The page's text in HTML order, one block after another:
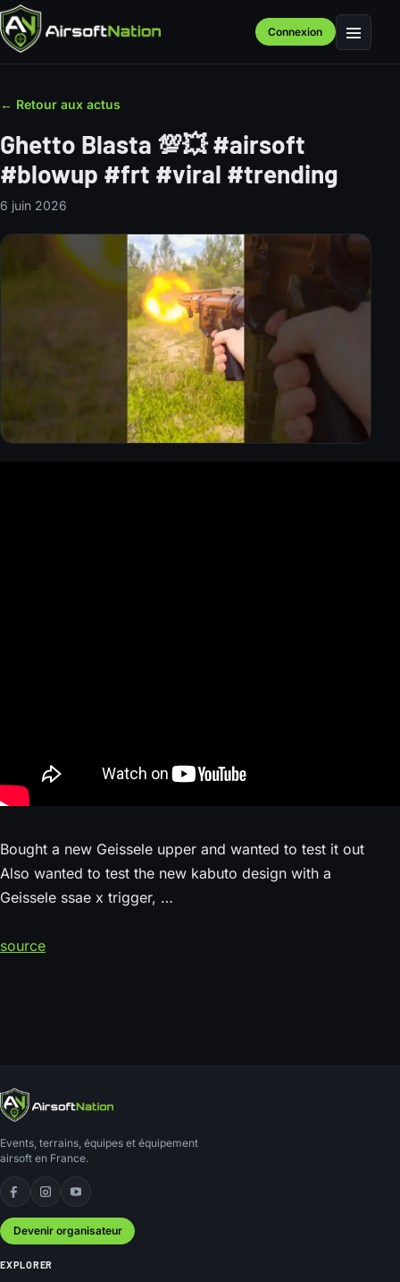
Connexion Menu
← Retour aux actus
Ghetto Blasta 💯💥 #airsoft
#blowup #frt #viral #trending
6 juin 2026
Bought a new Geissele upper and wanted to test it out
Also wanted to test the new kabuto design with a
Geissele ssae x trigger, …
source
Events, terrains, équipes et équipement
airsoft en France.
Facebook
Instagram
YouTube
Devenir organisateur
EXPLORER